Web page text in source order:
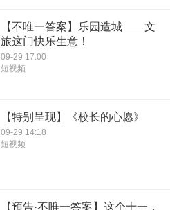
【不唯一答案】乐园造城——文
旅这门快乐生意！
09-29 17:00
短视频
【特别呈现】《校长的心愿》
09-29 14:18
短视频
【预告·不唯一答案】这个十一，